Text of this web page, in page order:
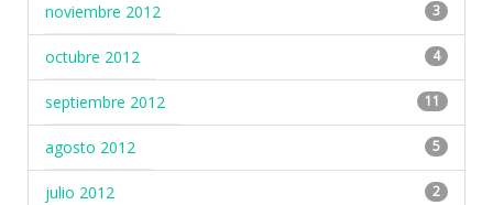
noviembre 2012 3
octubre 2012 4
septiembre 2012 11
agosto 2012 5
julio 2012 2